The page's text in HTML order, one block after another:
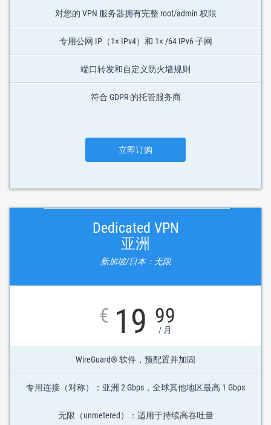
对您的 VPN 服务器拥有完整 root/admin 权限
专用公网 IP（1× IPv4）和 1× /64 IPv6 子网
端口转发和自定义防火墙规则
符合 GDPR 的托管服务商
立即订购
Dedicated VPN
亚洲
新加坡/日本：无限
€ 19 99
/ 月
WireGuard® 软件，预配置并加固
专用连接（对称）：亚洲 2 Gbps，全球其他地区最高 1 Gbps
无限（unmetered）：适用于持续高吞吐量